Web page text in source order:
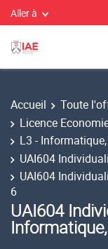
Aller à
Accueil Toute
Licence
L3 -
UAI604
UAI604
6
UAI604